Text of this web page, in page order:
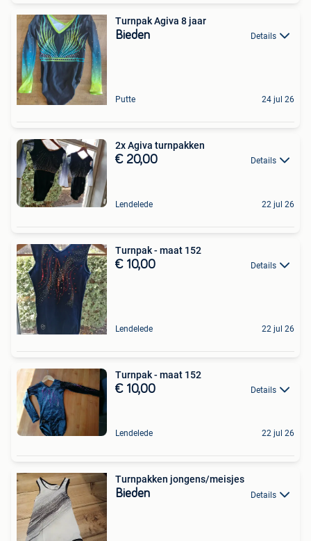
Turnpak Agiva 8 jaar
Bieden Details
Putte 24 jul 26
2x Agiva turnpakken
€ 20,00 Details
Lendelede 22 jul 26
Turnpak - maat 152
€ 10,00 Details
Lendelede 22 jul 26
Turnpak - maat 152
€ 10,00 Details
Lendelede 22 jul 26
Turnpakken jongens/meisjes
Bieden Details